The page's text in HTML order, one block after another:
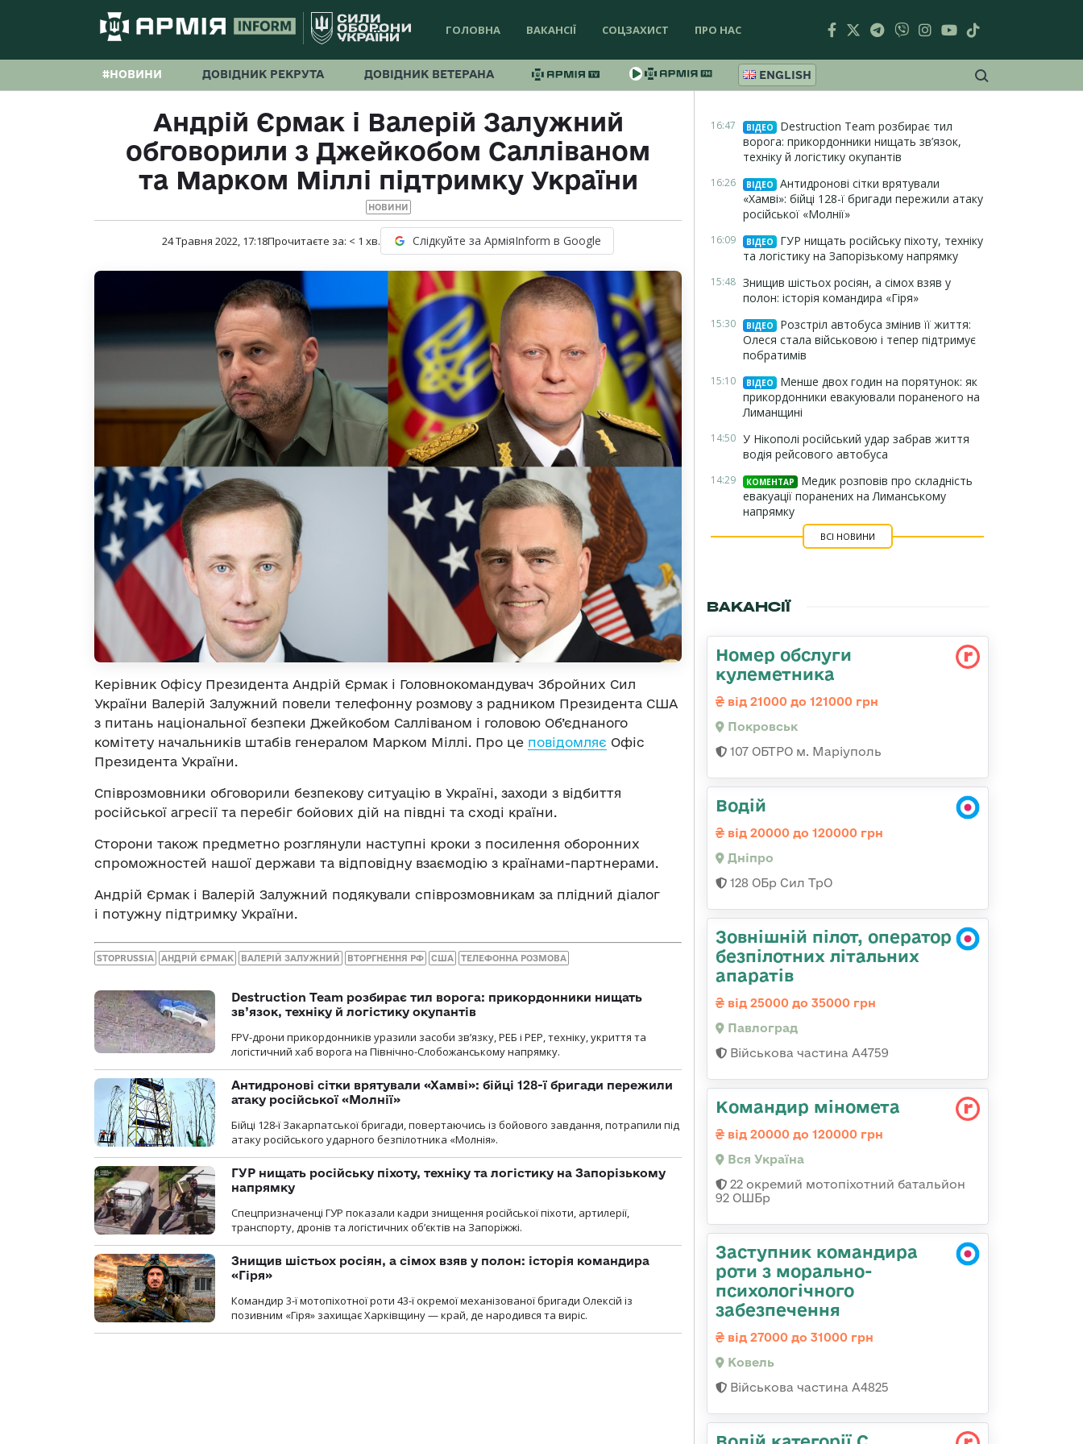
ГОЛОВНА ВАКАНСІЇ СОЦЗАХИСТ ПРО НАС
#НОВИНИ ДОВІДНИК РЕКРУТА ДОВІДНИК ВЕТЕРАНА ENGLISH
Андрій Єрмак і Валерій Залужний
обговорили з Джейкобом Салліваном
та Марком Міллі підтримку України
НОВИНИ
24 Травня 2022, 17:18Прочитаєте за: < 1 хв. Слідкуйте за АрміяInform в Google
Керівник Офісу Президента Андрій Єрмак і Головнокомандувач Збройних Сил
України Валерій Залужний повели телефонну розмову з радником Президента США
з питань національної безпеки Джейкобом Салліваном і головою Об’єднаного
комітету начальників штабів генералом Марком Міллі. Про це повідомляє Офіс
Президента України.
Співрозмовники обговорили безпекову ситуацію в Україні, заходи з відбиття
російської агресії та перебіг бойових дій на півдні та сході країни.
Сторони також предметно розглянули наступні кроки з посилення оборонних
спроможностей нашої держави та відповідну взаємодію з країнами-партнерами.
Андрій Єрмак і Валерій Залужний подякували співрозмовникам за плідний діалог
і потужну підтримку України.
STOPRUSSIA АНДРІЙ ЄРМАК ВАЛЕРІЙ ЗАЛУЖНИЙ ВТОРГНЕННЯ РФ США ТЕЛЕФОННА РОЗМОВА
Destruction Team розбирає тил ворога: прикордонники нищать
зв’язок, техніку й логістику окупантів
FPV-дрони прикордонників уразили засоби зв’язку, РЕБ і РЕР, техніку, укриття та
логістичний хаб ворога на Північно-Слобожанському напрямку.
Антидронові сітки врятували «Хамві»: бійці 128-ї бригади пережили
атаку російської «Молнії»
Бійці 128-ї Закарпатської бригади, повертаючись із бойового завдання, потрапили під
атаку російського ударного безпілотника «Молнія».
ГУР нищать російську піхоту, техніку та логістику на Запорізькому
напрямку
Спецпризначенці ГУР показали кадри знищення російської піхоти, артилерії,
транспорту, дронів та логістичних об’єктів на Запоріжжі.
Знищив шістьох росіян, а сімох взяв у полон: історія командира
«Гіря»
Командир 3-ї мотопіхотної роти 43-ї окремої механізованої бригади Олексій із
позивним «Гіря» захищає Харківщину — край, де народився та виріс.
16:47 ВІДЕО
Destruction Team розбирає тил
ворога: прикордонники нищать зв’язок,
техніку й логістику окупантів
16:26 ВІДЕО
Антидронові сітки врятували
«Хамві»: бійці 128-ї бригади пережили атаку
російської «Молнії»
16:09 ВІДЕО
ГУР нищать російську піхоту, техніку
та логістику на Запорізькому напрямку
15:48 Знищив шістьох росіян, а сімох взяв у
полон: історія командира «Гіря»
15:30 ВІДЕО
Розстріл автобуса змінив її життя:
Олеся стала військовою і тепер підтримує
побратимів
15:10 ВІДЕО
Менше двох годин на порятунок: як
прикордонники евакуювали пораненого на
Лиманщині
14:50 У Нікополі російський удар забрав життя
водія рейсового автобуса
14:29 КОМЕНТАР
Медик розповів про складність
евакуації поранених на Лиманському
напрямку
ВСІ НОВИНИ
ВАКАНСІЇ
Номер обслуги
кулеметника
від 21000 до 121000 грн
Покровськ
107 ОБТРО м. Маріуполь
Водій
від 20000 до 120000 грн
Дніпро
128 ОБр Сил ТрО
Зовнішній пілот, оператор
безпілотних літальних
апаратів
від 25000 до 35000 грн
Павлоград
Військова частина А4759
Командир міномета
від 20000 до 120000 грн
Вся Україна
22 окремий мотопіхотний батальйон
92 ОШБр
Заступник командира
роти з морально-
психологічного
забезпечення
від 27000 до 31000 грн
Ковель
Військова частина А4825